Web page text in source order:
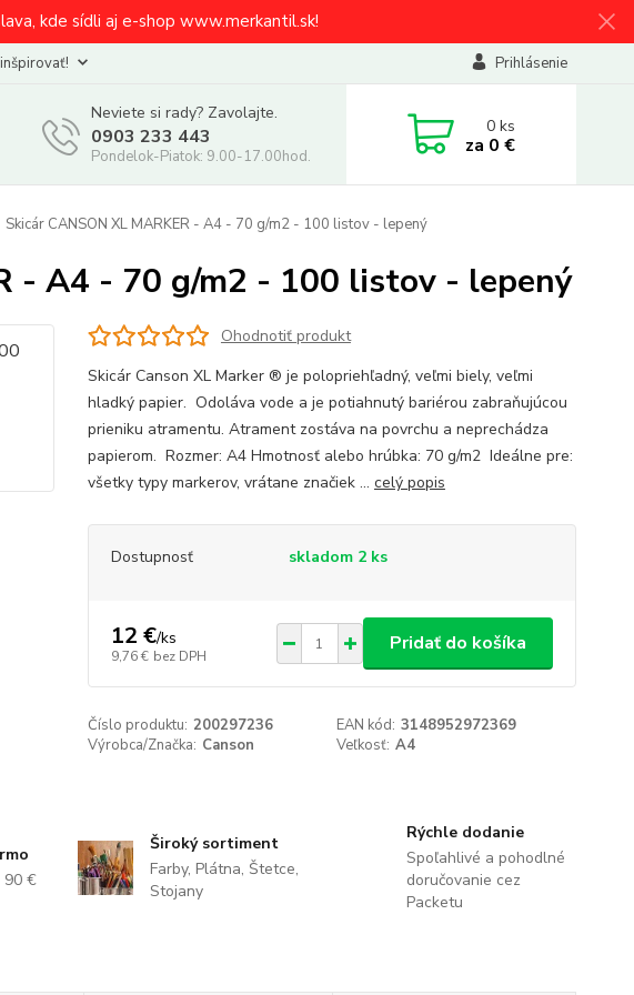
kde sídli aj e-shop www.merkantil.sk!
Prihlásenie
Neviete si rady? Zavolajte.
0903 233 443
Pondelok-Piatok: 9.00-17.00hod.
0ks
za 0 €
Skicár CANSON XL MARKER - A4 - 70 g/m2 - 100 listov - lepený
- A4 - 70 g/m2 - 100 listov - lepený
Ohodnotiť produkt
Skicár Canson XL Marker ® je polopriehľadný, veľmi biely, veľmi
hladký papier. Odoláva vode a je potiahnutý bariérou zabraňujúcou
prieniku atramentu. Atrament zostáva na povrchu a neprechádza
papierom. Rozmer: A4 Hmotnosť alebo hrúbka: 70 g/m2 Ideálne pre:
všetky typy markerov, vrátane značiek ... celý popis
Dostupnosť skladom 2 ks
12 €/ks
9,76 € bez DPH
Pridať do košíka
Číslo produktu: 200297236 EAN kód: 3148952972369
Výrobca/Značka: Canson Veľkosť: A4
90 €
Široký sortiment
Farby, Plátna, Štetce,
Stojany
Rýchle dodanie
Spoľahlivé a pohodlné
doručovanie cez
Packetu